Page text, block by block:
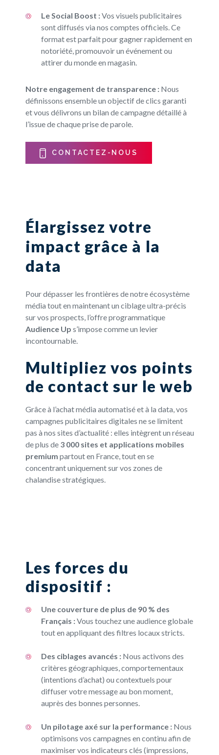
Le Social Boost :Vos visuels publicitaires
sont diffusés via nos comptes officiels. Ce
format est parfait pour gagner rapidement en
notoriété, promouvoir un événement ou
attirer du monde en magasin.
Notre engagement de transparence :Nous
définissons ensemble un objectif de clics garanti
et vous délivrons un bilan de campagne détaillé à
l’issue de chaque prise de parole.
CONTACTEZ-NOUS
Élargissez votre
impact grâce à la
data
Pour dépasser les frontières de notre écosystème
média tout en maintenant un ciblage ultra-précis
sur vos prospects, l’offre programmatique
Audience Up s’impose comme un levier
incontournable.
Multipliez vos points
de contact sur le web
Grâce à l’achat média automatisé et à la data, vos
campagnes publicitaires digitales ne se limitent
pas à nos sites d’actualité : elles intègrent un réseau
de plus de 3 000 sites et applications mobiles
premium partout en France, tout en se
concentrant uniquement sur vos zones de
chalandise stratégiques.
Les forces du
dispositif :
Une couverture de plus de 90 % des
Français :Vous touchez une audience globale
tout en appliquant des filtres locaux stricts.
Des ciblages avancés :Nous activons des
critères géographiques, comportementaux
(intentions d’achat) ou contextuels pour
diffuser votre message au bon moment,
auprès des bonnes personnes.
Un pilotage axé sur la performance :Nous
optimisons vos campagnes en continu afin de
maximiser vos indicateurs clés (impressions,